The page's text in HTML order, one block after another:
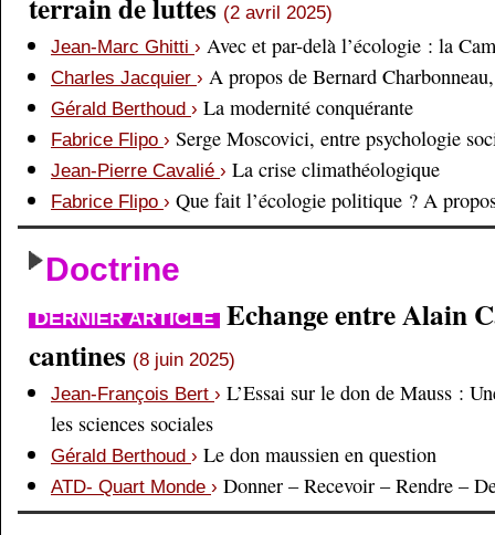
terrain de luttes (2 avril 2025)
Jean-Marc Ghitti › Avec et par-delà l’écologie : la
Charles Jacquier › A propos de Bernard
Gérald Berthoud › La modernité conquérante
Fabrice Flipo › Serge Moscovici, entre psychologie
Jean-Pierre Cavalié › La crise climathéologique
Fabrice Flipo › Que fait l’écologie politique ? A
Doctrine
DERNIER ARTICLE Echange entre Alain
cantines (8 juin 2025)
Jean-François Bert › L’Essai sur le don de Mauss :
les sciences sociales
Gérald Berthoud › Le don maussien en question
ATD- Quart Monde › Donner – Recevoir – Rendre –